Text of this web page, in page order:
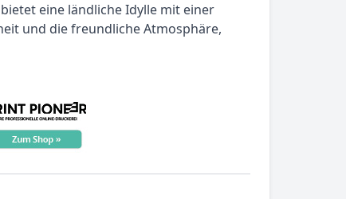
eine ländliche Idylle mit einer
und die freundliche Atmosphäre,